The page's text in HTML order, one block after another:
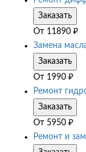
Заказать
От 11890 ₽
Замена
Заказать
От 1990 ₽
Ремонт
Заказать
От 5950 ₽
Ремонт и